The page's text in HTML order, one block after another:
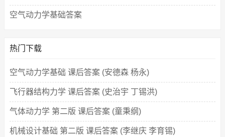
空气动力学基础答案
热门下载
空气动力学基础 课后答案 (安德森 杨永)
飞行器结构力学 课后答案 (史治宇 丁锡洪)
气体动力学 第二版 课后答案 (童秉纲)
机械设计基础 第二版 课后答案 (李继庆 李育锡)